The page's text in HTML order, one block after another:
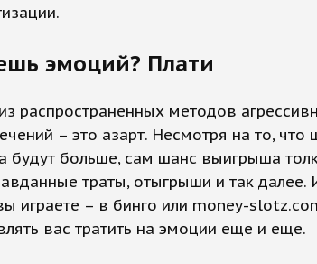
эмоций? Плати
распространенных методов
– это азарт. Несмотря на то, что
будут больше, сам шанс выигрыша
траты, отыгрыши и так далее.
играете – в бинго или money-
вас тратить на эмоции еще и еще.